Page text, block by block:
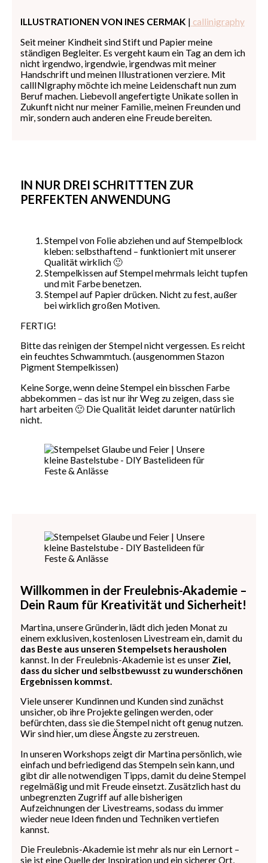
ILLUSTRATIONEN VON INES CERMAK | callinigraphy
Seit meiner Kindheit sind Stift und Papier meine
ständigen Begleiter. Es vergeht kaum ein Tag an dem ich
nicht irgendwo, irgendwie, irgendwas mit meiner
Handschrift und meinen Illustrationen verziere. Mit
callINIgraphy möchte ich meine Leidenschaft nun zum
Beruf machen. Liebevoll angefertigte Unikate sollen in
Zukunft nicht nur meiner Familie, meinen Freunden und
mir, sondern auch anderen eine Freude bereiten.
IN NUR DREI SCHRITTTEN ZUR
PERFEKTEN ANWENDUNG
Stempel von Folie abziehen und auf Stempelblock
kleben: selbsthaftend – funktioniert mit unserer
Qualität wirklich 🙂
Stempelkissen auf Stempel mehrmals leicht tupfen
und mit Farbe benetzen.
Stempel auf Papier drücken. Nicht zu fest, außer
bei wirklich großen Motiven.
FERTIG!
Bitte das reinigen der Stempel nicht vergessen. Es reicht
ein feuchtes Schwammtuch. (ausgenommen Stazon
Pigment Stempelkissen)
Keine Sorge, wenn deine Stempel ein bisschen Farbe
abbekommen – das ist nur ihr Weg zu zeigen, dass sie
hart arbeiten 🙂 Die Qualität leidet darunter natürlich
nicht.
Willkommen in der Freulebnis-Akademie –
Dein Raum für Kreativität und Sicherheit!
Martina, unsere Gründerin, lädt dich jeden Monat zu
einem exklusiven, kostenlosen Livestream ein, damit du
das Beste aus unseren Stempelsets herausholen
kannst. In der Freulebnis-Akademie ist es unser Ziel,
dass du sicher und selbstbewusst zu wunderschönen
Ergebnissen kommst.
Viele unserer Kundinnen und Kunden sind zunächst
unsicher, ob ihre Projekte gelingen werden, oder
befürchten, dass sie die Stempel nicht oft genug nutzen.
Wir sind hier, um diese Ängste zu zerstreuen.
In unseren Workshops zeigt dir Martina persönlich, wie
einfach und befriedigend das Stempeln sein kann, und
gibt dir alle notwendigen Tipps, damit du deine Stempel
regelmäßig und mit Freude einsetzt. Zusätzlich hast du
unbegrenzten Zugriff auf alle bisherigen
Aufzeichnungen der Livestreams, sodass du immer
wieder neue Ideen finden und Techniken vertiefen
kannst.
Die Freulebnis-Akademie ist mehr als nur ein Lernort –
sie ist eine Quelle der Inspiration und ein sicherer Ort,